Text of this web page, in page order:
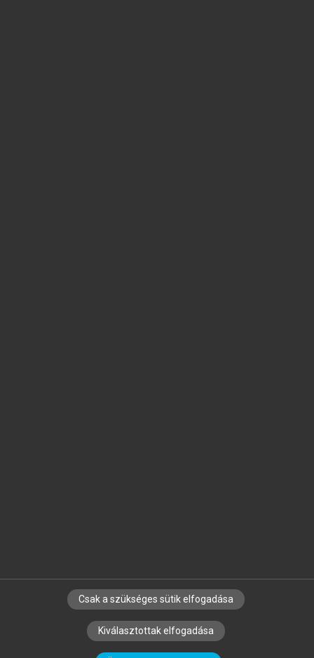
SZERZŐKNEK CÉGEKNEK KÖNYVTÁROSOKNAK
SZERKESZTÉSI ÉS LEKTORÁLÁSI ALAPELVEK
Csak a szükséges sütik elfogadása
Kiválasztottak elfogadása